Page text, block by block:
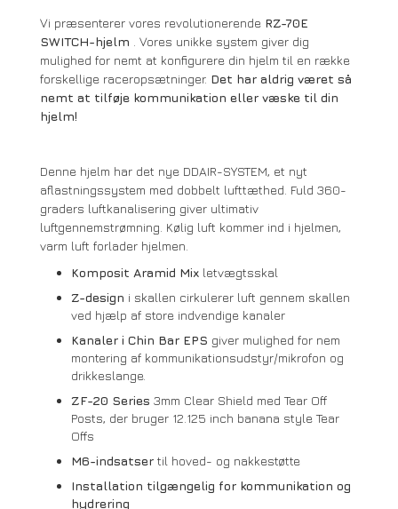
Vi præsenterer vores revolutionerende RZ-70E
SWITCH-hjelm
. Vores unikke system giver dig
mulighed for nemt at konfigurere din hjelm til en række
forskellige raceropsætninger. Det har aldrig været så
nemt at tilføje kommunikation eller væske til din
hjelm!
Denne hjelm har det nye DDAIR-SYSTEM, et nyt
aflastningssystem med dobbelt lufttæthed. Fuld 360-
graders luftkanalisering giver ultimativ
luftgennemstrømning. Kølig luft kommer ind i hjelmen,
varm luft forlader hjelmen.
Komposit Aramid Mix letvægtsskal
Z-design i skallen cirkulerer luft gennem skallen
ved hjælp af store indvendige kanaler
Kanaler i Chin Bar EPS giver mulighed for nem
montering af kommunikationsudstyr/mikrofon og
drikkeslange.
ZF-20 Series 3mm Clear Shield med Tear Off
Posts, der bruger 12.125 inch banana style Tear
Offs
M6-indsatser til hoved- og nakkestøtte
Installation tilgængelig for kommunikation og
hydrering